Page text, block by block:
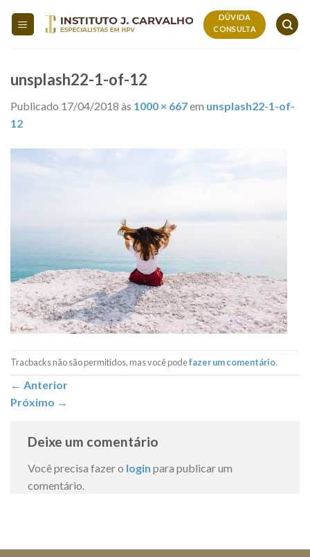
DÚVIDA
CONSULTA
unsplash22-1-of-12
Publicado 17/04/2018 às 1000 × 667em unsplash22-1-of-
12
Tracbacks não são permitidos, mas você podefazer um comentário.
← Anterior
Próximo →
Deixe um comentário
Você precisa fazer o login para publicar um
comentário.